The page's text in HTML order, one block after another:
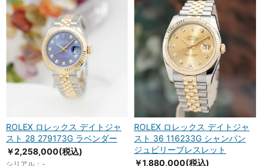
ROLEX ロレックス デイトジャ
スト 28 279173G ラベンダー
￥2,258,000(税込)
シリアル：-
ROLEX ロレックス デイトジャ
スト 36 116233G シャンパン
ジュビリーブレスレット
￥1,880,000(税込)